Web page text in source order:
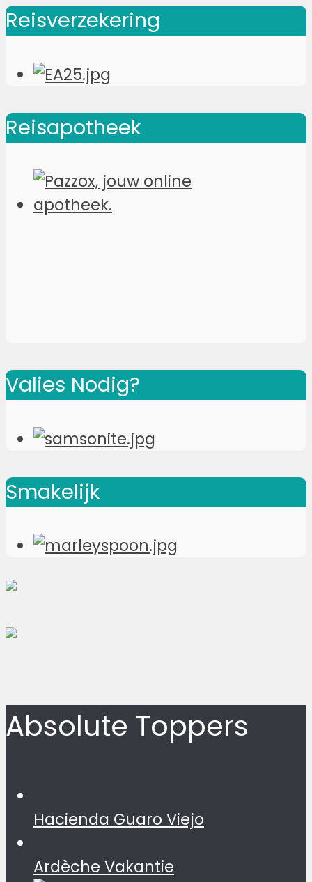
Reisverzekering
Reisapotheek
Valies Nodig?
Smakelijk
Absolute Toppers
Hacienda Guaro Viejo
Ardèche Vakantie